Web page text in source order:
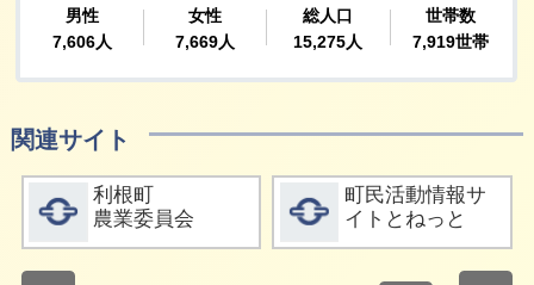
関連サイト
詳細をみる
利根町
農業委員会
詳細をみる
町民活動情報サ
イトとねっと